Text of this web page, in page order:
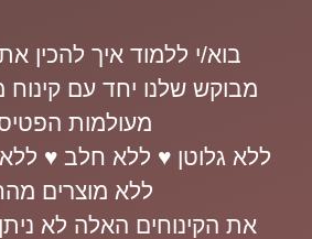
בוא/י ללמוד איך להכין את
מבוקש שלנו יחד עם קינוח
מעולמות
ללא גלוטן ♥ ללא חלב ♥
ללא מוצרים
את הקינוחים האלה לא